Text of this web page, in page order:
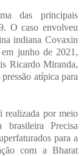
das principais
O caso envolveu
indiana Covaxin
junho de 2021,
Ricardo Miranda,
atípica para
realizada por meio
brasileira Precisa
para a
com a Bharat